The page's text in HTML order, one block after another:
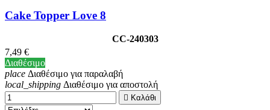
Cake Topper Love 8
CC-240303
7,49 €
Διαθέσιμο
place Διαθέσιμο για παραλαβή
local_shipping Διαθέσιμο για αποστολή
 Καλάθι